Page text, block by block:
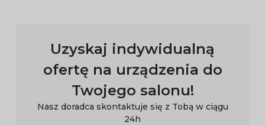
Uzyskaj indywidualną
ofertę na urządzenia do
Twojego salonu!
Nasz doradca skontaktuje się z Tobą w ciągu
24h